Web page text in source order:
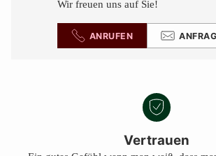
Wir freuen uns auf Sie!
ANRUFEN
Vertrauen